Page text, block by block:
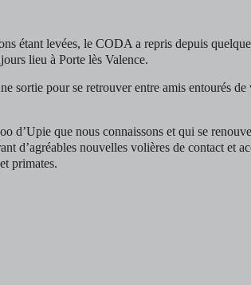
étant levées, le CODA a repris depuis
lieu à Porte lès Valence.
sortie pour se retrouver entre amis entourés de
d’Upie que nous connaissons et qui se
d’agréables nouvelles volières de contact et
primates.